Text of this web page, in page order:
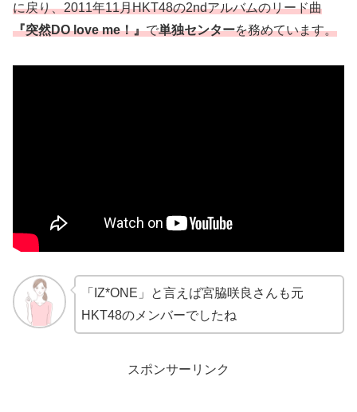
に戻り、2011年11月HKT48の2ndアルバムのリード曲
『突然DO love me！』で単独センターを務めています。
「IZ*ONE」と言えば宮脇咲良さんも元
HKT48のメンバーでしたね
スポンサーリンク